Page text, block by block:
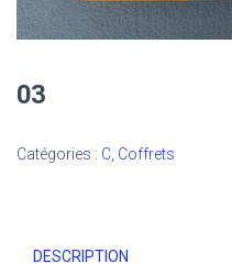
03
Catégories : C Coffrets
DESCRIPTION